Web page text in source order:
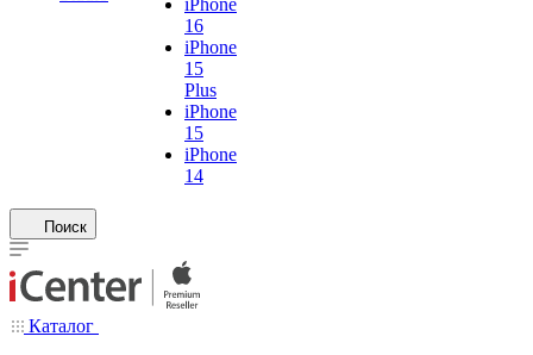
iPhone
16
iPhone
15
Plus
iPhone
15
iPhone
14
Поиск
Каталог